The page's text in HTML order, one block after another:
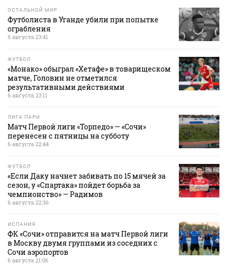
ОСТАЛЬНОЙ МИР
Футболиста в Уганде убили при попытке
ограбления
6 августа 23:41
ФУТБОЛ
«Монако» обыграл «Хетафе» в товарищеском
матче, Головин не отметился
результативными действиями
6 августа 23:11
ЛИГА ПАРИ
Матч Первой лиги «Торпедо» — «Сочи»
перенесен с пятницы на субботу
6 августа 22:44
ФУТБОЛ
«Если Даку начнет забивать по 15 мячей за
сезон, у «Спартака» пойдет борьба за
чемпионство» — Радимов
6 августа 22:36
ИСПАНИЯ
ФК «Сочи» отправится на матч Первой лиги
в Москву двумя группами из соседних с
Сочи аэропортов
6 августа 21:06